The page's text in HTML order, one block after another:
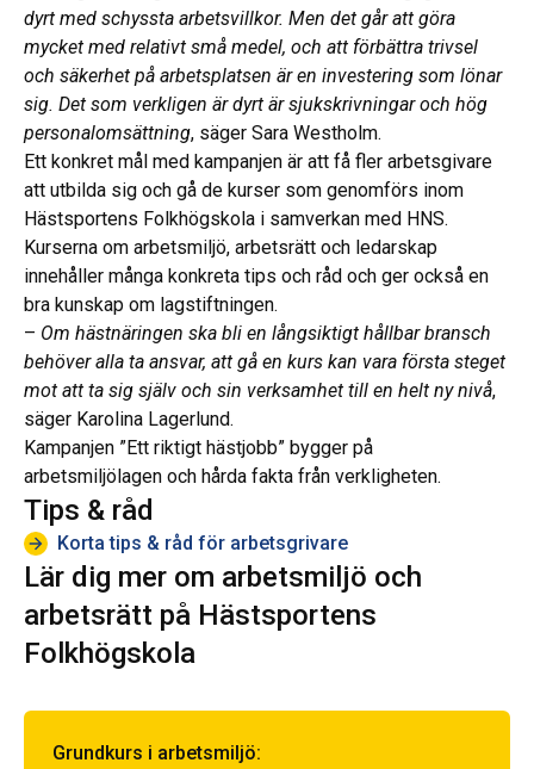
dyrt med schyssta arbetsvillkor. Men det går att göra
mycket med relativt små medel, och att förbättra trivsel
och säkerhet på arbetsplatsen är en investering som lönar
sig. Det som verkligen är dyrt är sjukskrivningar och hög
personalomsättning, säger Sara Westholm.
Ett konkret mål med kampanjen är att få fler arbetsgivare
att utbilda sig och gå de kurser som genomförs inom
Hästsportens Folkhögskola i samverkan med HNS.
Kurserna om arbetsmiljö, arbetsrätt och ledarskap
innehåller många konkreta tips och råd och ger också en
bra kunskap om lagstiftningen.
– Om hästnäringen ska bli en långsiktigt hållbar bransch
behöver alla ta ansvar, att gå en kurs kan vara första steget
mot att ta sig själv och sin verksamhet till en helt ny nivå,
säger Karolina Lagerlund.
Kampanjen ”Ett riktigt hästjobb” bygger på
arbetsmiljölagen och hårda fakta från verkligheten.
Tips & råd
Korta tips & råd för arbetsgrivare
Lär dig mer om arbetsmiljö och
arbetsrätt på Hästsportens
Folkhögskola
Grundkurs i arbetsmiljö: